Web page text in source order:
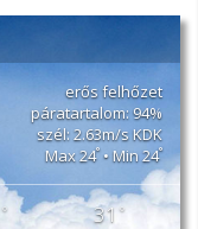
erős felhőzet
páratartalom: 94%
szél: 2.63m/s KDK
Max 24°• Min 24°
° 31°